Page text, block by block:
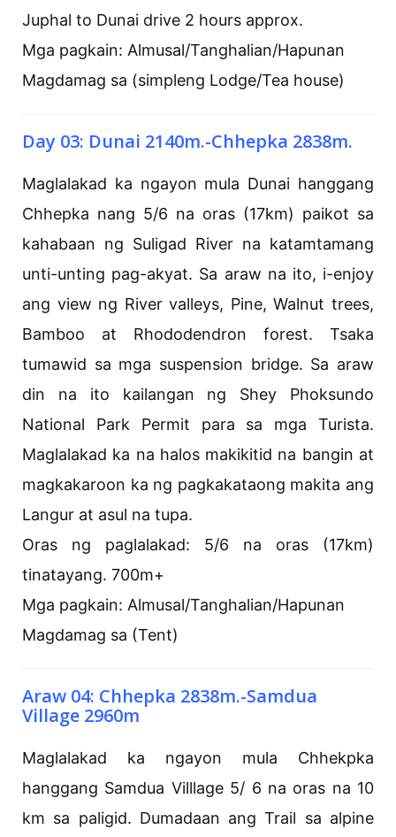
Juphal to Dunai drive 2 hours approx.
Mga pagkain: Almusal/Tanghalian/Hapunan
Magdamag sa (simpleng Lodge/Tea house)
Day 03: Dunai 2140m.-Chhepka 2838m.
Maglalakad ka ngayon mula Dunai hanggang
Chhepka nang 5/6 na oras (17km) paikot sa
kahabaan ng Suligad River na katamtamang
unti-unting pag-akyat. Sa araw na ito, i-enjoy
ang view ng River valleys, Pine, Walnut trees,
Bamboo at Rhododendron forest. Tsaka
tumawid sa mga suspension bridge. Sa araw
din na ito kailangan ng Shey Phoksundo
National Park Permit para sa mga Turista.
Maglalakad ka na halos makikitid na bangin at
magkakaroon ka ng pagkakataong makita ang
Langur at asul na tupa.
Oras ng paglalakad: 5/6 na oras (17km)
tinatayang. 700m+
Mga pagkain: Almusal/Tanghalian/Hapunan
Magdamag sa (Tent)
Araw 04: Chhepka 2838m.-Samdua
Village 2960m
Maglalakad ka ngayon mula Chhekpka
hanggang Samdua Villlage 5/ 6 na oras na 10
km sa paligid. Dumadaan ang Trail sa alpine